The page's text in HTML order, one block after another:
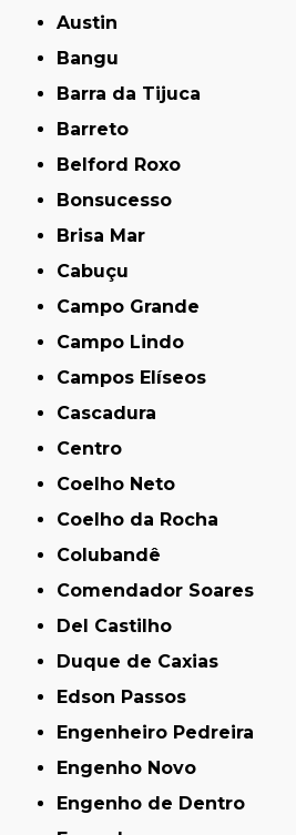
Austin
Bangu
Barra da Tijuca
Barreto
Belford Roxo
Bonsucesso
Brisa Mar
Cabuçu
Campo Grande
Campo Lindo
Campos Elíseos
Cascadura
Centro
Coelho Neto
Coelho da Rocha
Colubandê
Comendador Soares
Del Castilho
Duque de Caxias
Edson Passos
Engenheiro Pedreira
Engenho Novo
Engenho de Dentro